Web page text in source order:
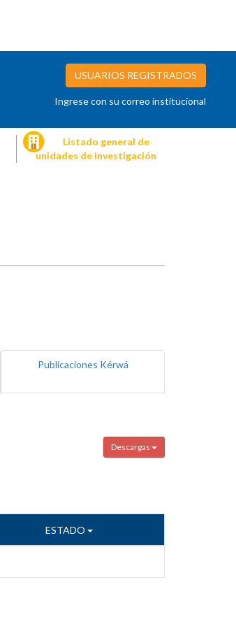
USUARIOS REGISTRADOS
Ingrese con su correo institucional
Listado general de
unidades de investigación
Publicaciones Kérwá
Descargas
ESTADO